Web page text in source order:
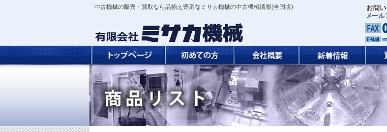
中古機械の販売・買取なら品揃え豊富なミサカ機械の中古機械情報(全国版)